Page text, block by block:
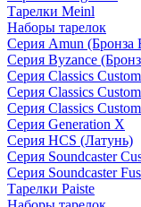
Тарелки Meinl
Наборы тарелок
Серия Amun (Бронза
Серия Byzance
Серия Classics
Серия Classics
Серия Classics
Серия Generation X
Серия HCS (Латунь)
Серия Soundcaster
Серия Soundcaster
Тарелки Paiste